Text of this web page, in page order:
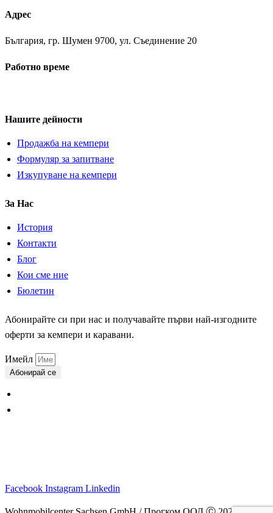
Адрес
България, гр. Шумен 9700, ул. Съединение 20
Работно време
Нашите дейности
Продажба на кемпери
Формуляр за запитване
Изкупуване на кемпери
За Нас
История
Контакти
Блог
Кои сме ние
Бюлетин
Абонирайте си при нас и получавайте първи най-изгодните
оферти за кемпери и каравани.
Имейл
Абонирай се
Facebook Instagram Linkedin